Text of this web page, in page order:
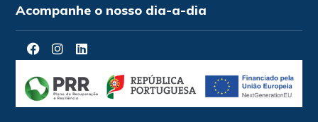
Acompanhe o nosso dia-a-dia